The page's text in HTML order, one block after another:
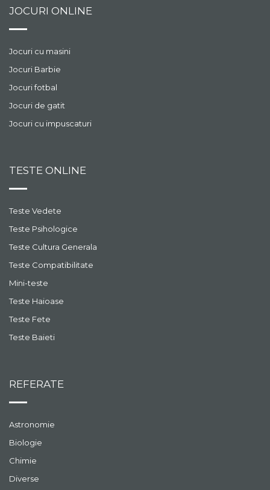
JOCURI ONLINE
Jocuri cu masini
Jocuri Barbie
Jocuri fotbal
Jocuri de gatit
Jocuri cu impuscaturi
TESTE ONLINE
Teste Vedete
Teste Psihologice
Teste Cultura Generala
Teste Compatibilitate
Mini-teste
Teste Haioase
Teste Fete
Teste Baieti
REFERATE
Astronomie
Biologie
Chimie
Diverse